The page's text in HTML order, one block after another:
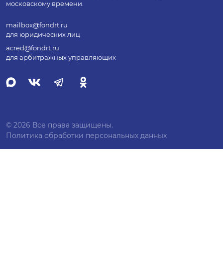
московскому времени.
mailbox@fondrt.ru
для юридических лиц
acred@fondrt.ru
для арбитражных управляющих
© 2026 Все права защищены.
Политика обработки персональных данных